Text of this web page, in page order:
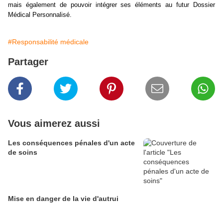
mais également de pouvoir intégrer ses éléments au futur Dossier
Médical Personnalisé.
#Responsabilité médicale
Partager
Vous aimerez aussi
Les conséquences pénales d'un acte
de soins
Mise en danger de la vie d'autrui